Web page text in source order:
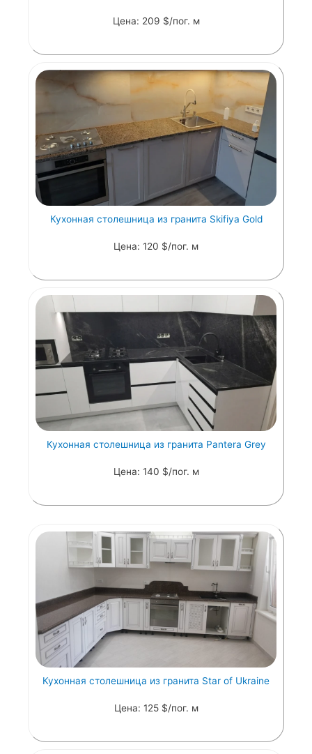
Цена: 209 $/пог. м
Кухонная столешница из гранита Skifiya Gold
Цена: 120 $/пог. м
Кухонная столешница из гранита Pantera Grey
Цена: 140 $/пог. м
Кухонная столешница из гранита Star of Ukraine
Цена: 125 $/пог. м